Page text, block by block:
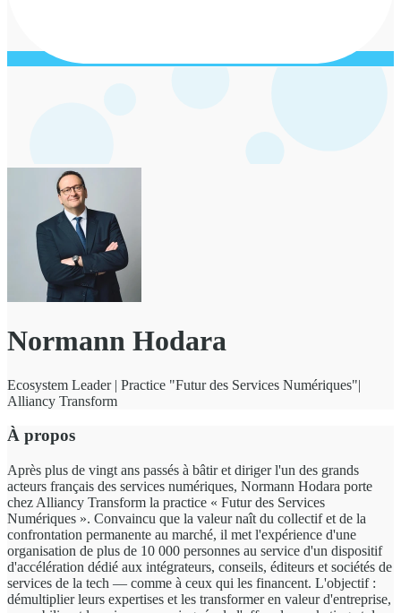
Normann Hodara
Ecosystem Leader | Practice "Futur des Services Numériques"|
Alliancy Transform
À propos
Après plus de vingt ans passés à bâtir et diriger l'un des grands
acteurs français des services numériques, Normann Hodara porte
chez Alliancy Transform la practice « Futur des Services
Numériques ». Convaincu que la valeur naît du collectif et de la
confrontation permanente au marché, il met l'expérience d'une
organisation de plus de 10 000 personnes au service d'un dispositif
d'accélération dédié aux intégrateurs, conseils, éditeurs et sociétés de
services de la tech — comme à ceux qui les financent. L'objectif :
démultiplier leurs expertises et les transformer en valeur d'entreprise,